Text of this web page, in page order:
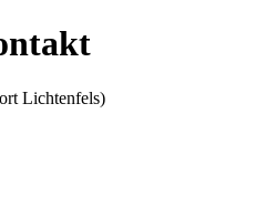
Lichtenfels)